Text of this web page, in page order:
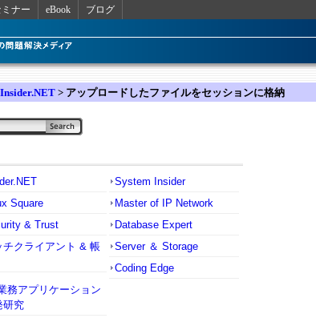
ミナー eBook ブログ
Insider.NET > アップロードしたファイルをセッションに格納
System Insider
Square
Master of IP Network
& Trust
Database Expert
チクライアント & 帳
Server ＆ Storage
Coding Edge
務アプリケーション
研究